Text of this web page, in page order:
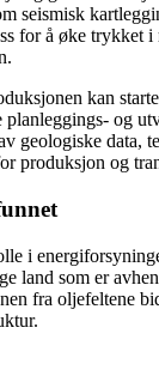
seismisk
for å øke trykket i
kan
planleggings- og
geologiske data,
produksjon og
i
land som er
fra oljefeltene